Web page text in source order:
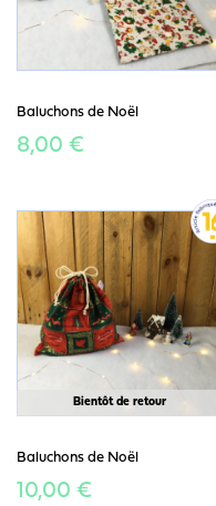
Baluchons de Noël
8,00 €
Bientôt de retour
Baluchons de Noël
10,00 €